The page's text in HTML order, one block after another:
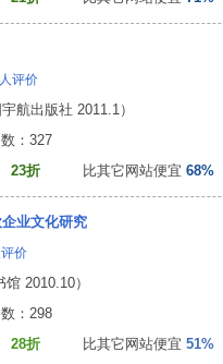
人评价
出版社 2011.1）
：327
23折 比其它网站便宜 68%
业文化研究
评价
2010.10）
：298
28折 比其它网站便宜 51%